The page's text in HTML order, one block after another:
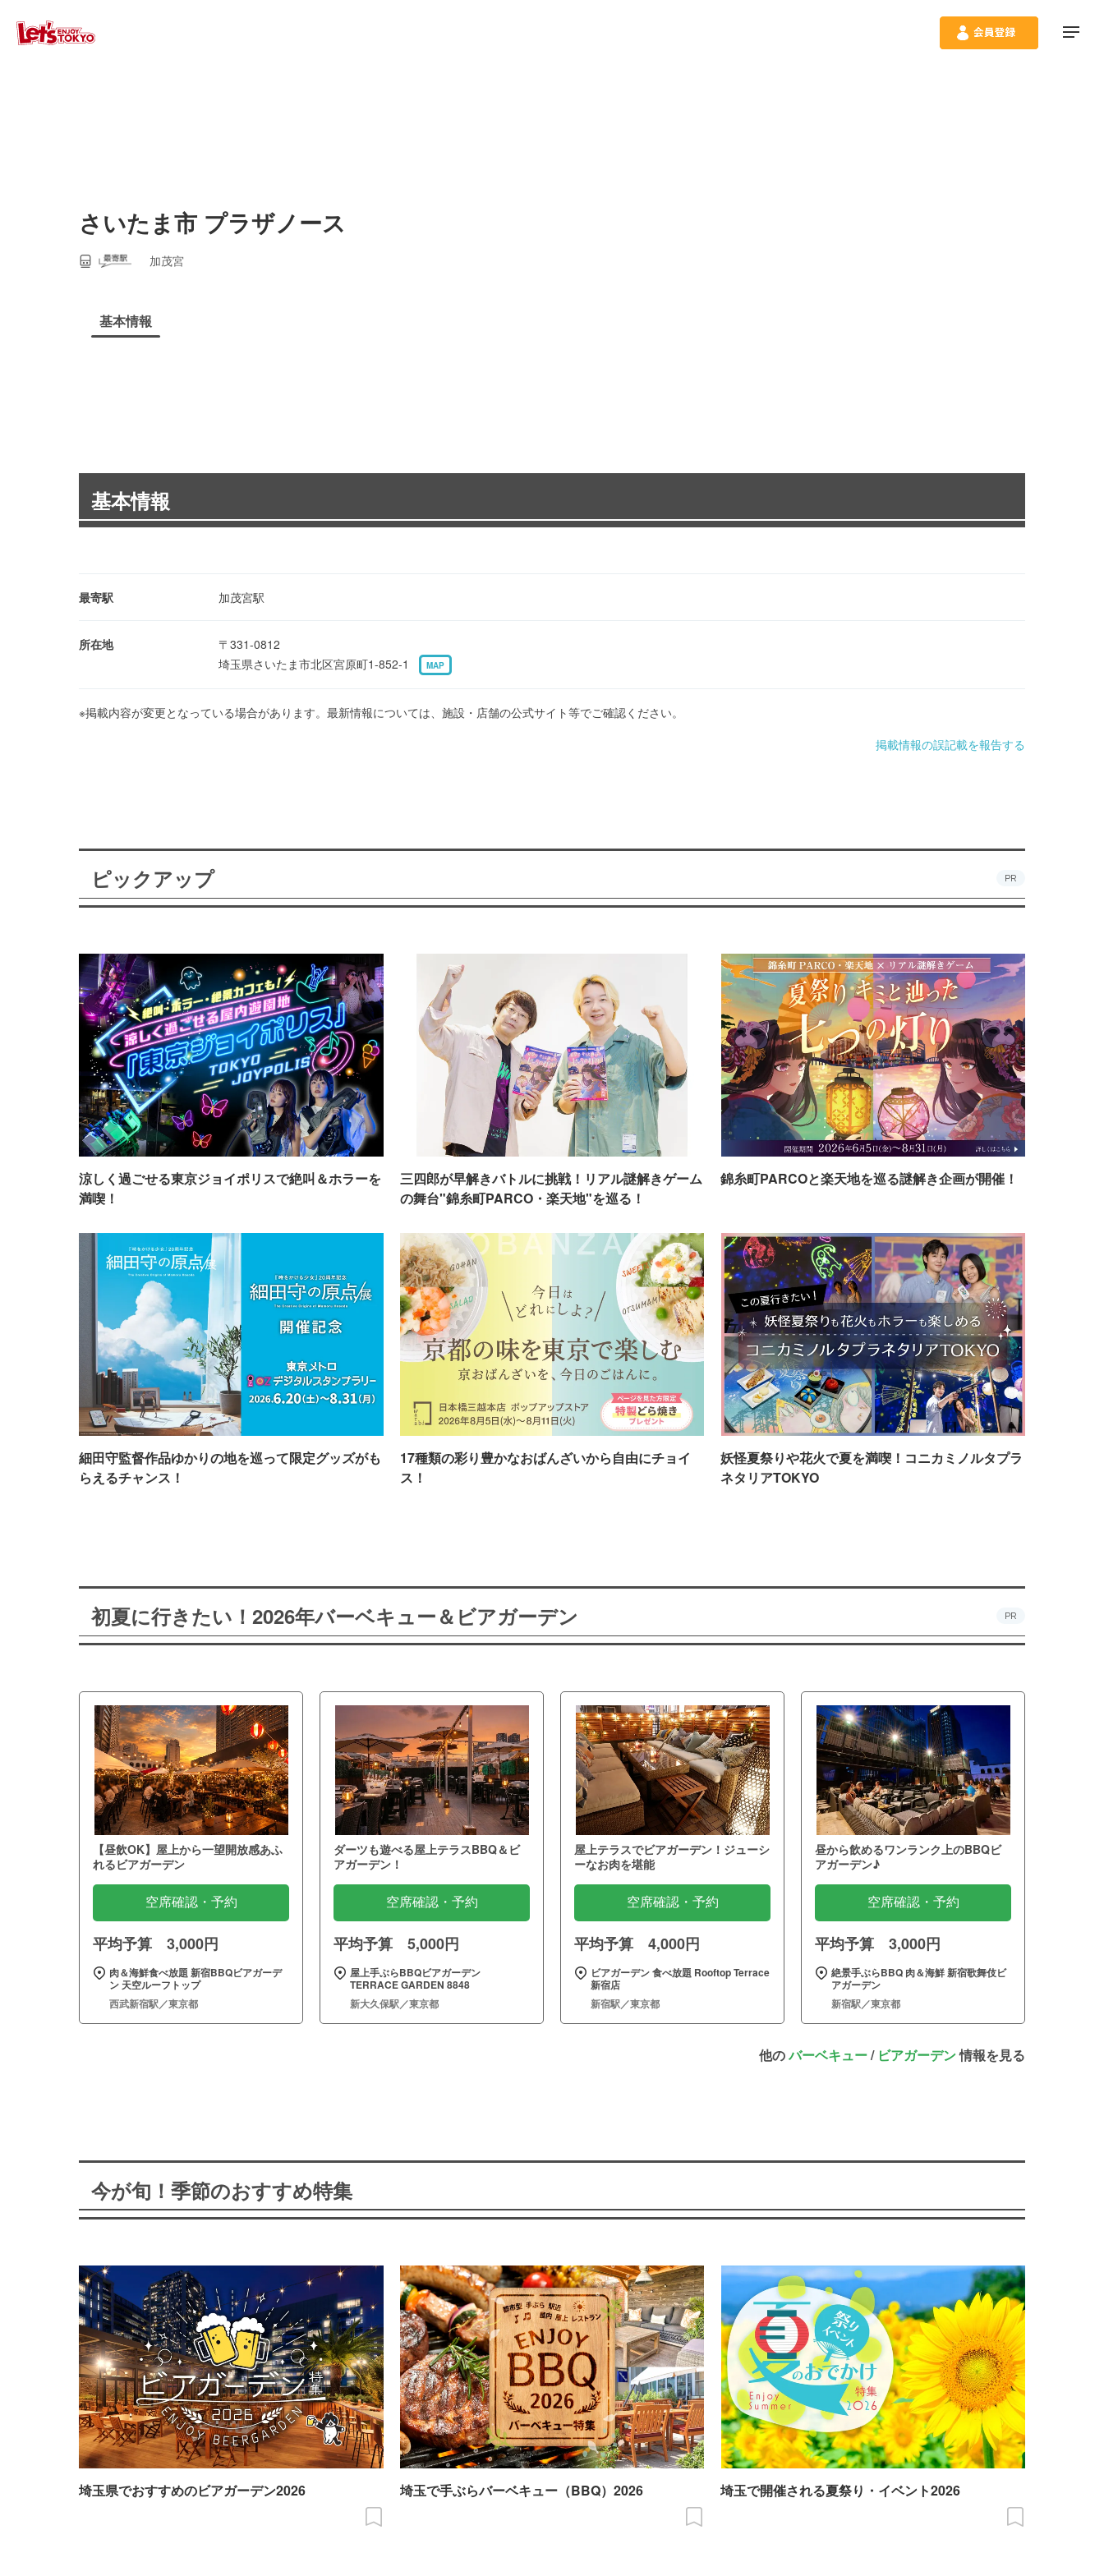
さいたま市 プラザノース
加茂宮
基本情報
基本情報
最寄駅 加茂宮駅
所在地
〒331-0812
埼玉県さいたま市北区宮原町1-852-1
MAP
※掲載内容が変更となっている場合があります。最新情報については、施設・店舗の公式サイト等でご確認ください。
掲載情報の誤記載を報告する
ピックアップ PR
涼しく過ごせる東京ジョイポリスで絶叫＆ホラーを
満喫！
三四郎が早解きバトルに挑戦！リアル謎解きゲーム
の舞台"錦糸町PARCO・楽天地"を巡る！
錦糸町PARCOと楽天地を巡る謎解き企画が開催！
細田守監督作品ゆかりの地を巡って限定グッズがも
らえるチャンス！
17種類の彩り豊かなおばんざいから自由にチョイ
ス！
妖怪夏祭りや花火で夏を満喫！コニカミノルタプラ
ネタリアTOKYO
初夏に行きたい！2026年バーベキュー＆ビアガーデン PR
【昼飲OK】屋上から一望開放感あふ
れるビアガーデン
空席確認・予約
平均予算 3,000円
肉＆海鮮食べ放題 新宿BBQビアガーデ
ン 天空ルーフトップ
西武新宿駅／東京都
ダーツも遊べる屋上テラスBBQ＆ビ
アガーデン！
空席確認・予約
平均予算 5,000円
屋上手ぶらBBQビアガーデン
TERRACE GARDEN 8848
新大久保駅／東京都
屋上テラスでビアガーデン！ジューシ
ーなお肉を堪能
空席確認・予約
平均予算 4,000円
ビアガーデン 食べ放題 Rooftop Terrace
新宿店
新宿駅／東京都
昼から飲めるワンランク上のBBQビ
アガーデン♪
空席確認・予約
平均予算 3,000円
絶景手ぶらBBQ 肉＆海鮮 新宿歌舞伎ビ
アガーデン
新宿駅／東京都
他のバーベキュー/ ビアガーデン情報を見る
今が旬！季節のおすすめ特集
埼玉県でおすすめのビアガーデン2026 埼玉で手ぶらバーベキュー（BBQ）2026 埼玉で開催される夏祭り・イベント2026